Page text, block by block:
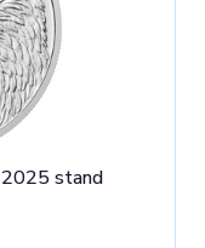
2025 stand